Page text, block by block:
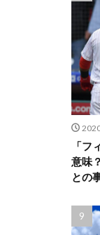
「
意味
との